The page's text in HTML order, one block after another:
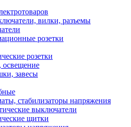
вилки, разъемы
розетки
розетки
освещение
завесы
стабилизаторы напряжения
выключатели
щитки